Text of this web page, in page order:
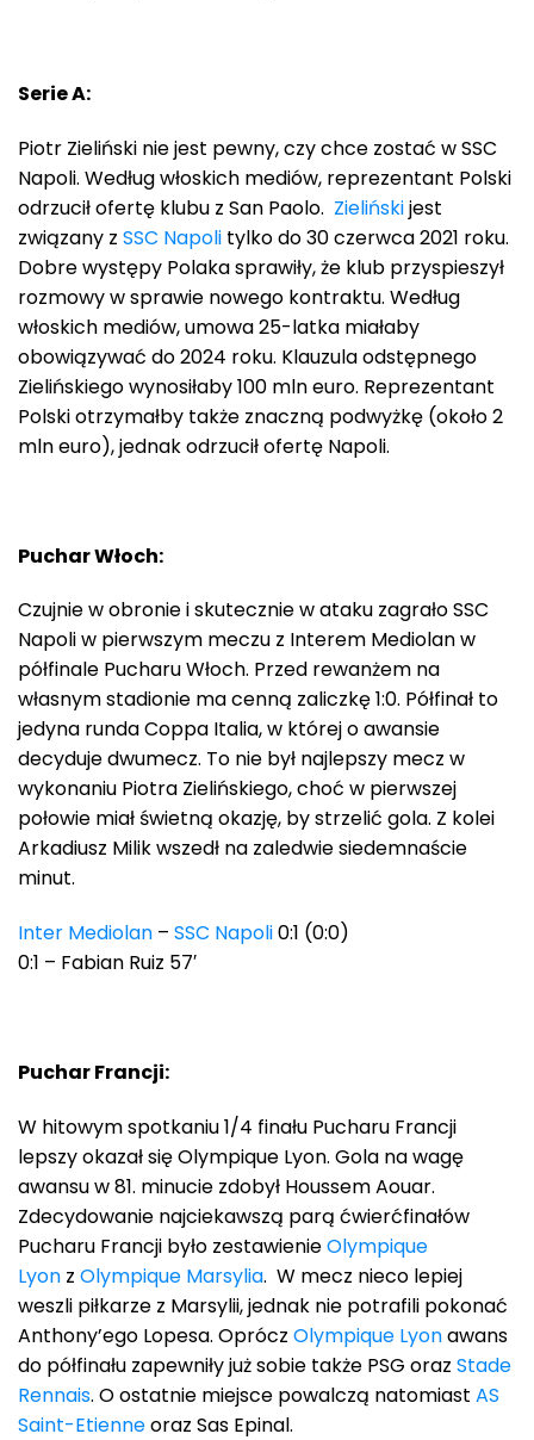
Serie A:
Piotr Zieliński nie jest pewny, czy chce zostać w SSC
Napoli. Według włoskich mediów, reprezentant Polski
odrzucił ofertę klubu z San Paolo. Zielińskijest
związany z SSC Napoli tylko do 30 czerwca 2021 roku.
Dobre występy Polaka sprawiły, że klub przyspieszył
rozmowy w sprawie nowego kontraktu. Według
włoskich mediów, umowa 25-latka miałaby
obowiązywać do 2024 roku. Klauzula odstępnego
Zielińskiego wynosiłaby 100 mln euro. Reprezentant
Polski otrzymałby także znaczną podwyżkę (około 2
mln euro), jednak odrzucił ofertę Napoli.
Puchar Włoch:
Czujnie w obronie i skutecznie w ataku zagrało SSC
Napoli w pierwszym meczu z Interem Mediolan w
półfinale Pucharu Włoch. Przed rewanżem na
własnym stadionie ma cenną zaliczkę 1:0. Półfinał to
jedyna runda Coppa Italia, w której o awansie
decyduje dwumecz. To nie był najlepszy mecz w
wykonaniu Piotra Zielińskiego, choć w pierwszej
połowie miał świetną okazję, by strzelić gola. Z kolei
Arkadiusz Milik wszedł na zaledwie siedemnaście
minut.
Inter Mediolan – SSC Napoli0:1 (0:0)
0:1 – Fabian Ruiz 57′
Puchar Francji:
W hitowym spotkaniu 1/4 finału Pucharu Francji
lepszy okazał się Olympique Lyon. Gola na wagę
awansu w 81. minucie zdobył Houssem Aouar.
Zdecydowanie najciekawszą parą ćwierćfinałów
Pucharu Francji było zestawienieOlympique
Lyon z Olympique Marsylia. W mecz nieco lepiej
weszli piłkarze z Marsylii, jednak nie potrafili pokonać
Anthony’ego Lopesa. Oprócz Olympique Lyonawans
do półfinału zapewniły już sobie także PSG oraz Stade
Rennais. O ostatnie miejsce powalczą natomiast AS
Saint-Etienneoraz Sas Epinal.